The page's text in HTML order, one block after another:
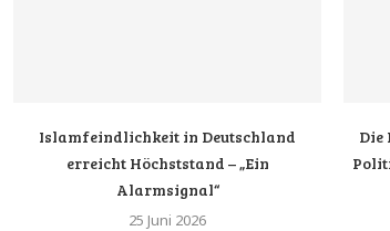
Islamfeindlichkeit in Deutschland
erreicht Höchststand – „Ein
Alarmsignal“
25 Juni 2026
Die